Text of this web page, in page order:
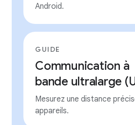
Android.
GUIDE
Communication à
bande ultralarge
Mesurez une distance
appareils.